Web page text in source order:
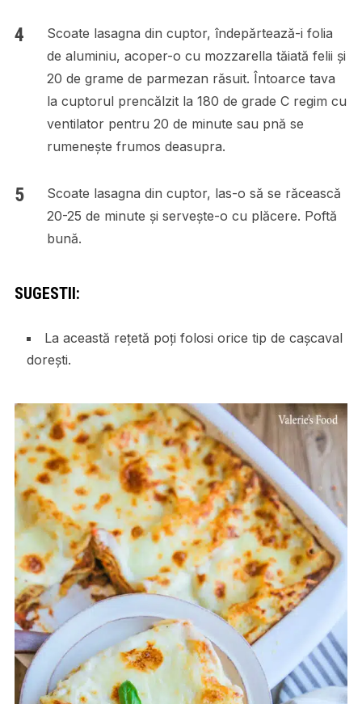
Scoate lasagna din cuptor, îndepărtează-i folia
de aluminiu, acoper-o cu mozzarella tăiată felii și
20 de grame de parmezan răsuit. Întoarce tava
la cuptorul prencălzit la 180 de grade C regim cu
ventilator pentru 20 de minute sau pnă se
rumenește frumos deasupra.
Scoate lasagna din cuptor, las-o să se răcească
20-25 de minute și servește-o cu plăcere. Poftă
bună.
SUGESTII:
La această rețetă poți folosi orice tip de cașcaval
dorești.